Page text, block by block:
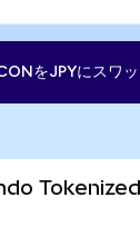
をJPYにスワッ
Tokenized)